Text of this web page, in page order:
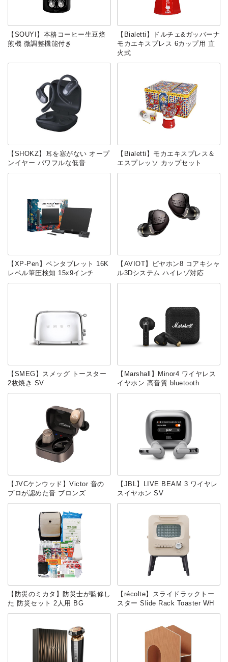
【SOUYI】本格コーヒー生豆焙
煎機 微調整機能付き
【Bialetti】ドルチェ&ガッバーナ
モカエキスプレス 6カップ用 直
火式
【SHOKZ】耳を塞がない オープ
ンイヤー パワフルな低音
【Bialetti】モカエキスプレス＆
エスプレッソ カップセット
【‎XP-Pen】ペンタブレット 16K
レベル筆圧検知 15x9インチ
【‎AVIOT】ピヤホン8 コアキシャ
ル3Dシステム ハイレゾ対応
‎【SMEG】スメッグ トースター
2枚焼き SV
【Marshall】Minor4 ワイヤレス
イヤホン 高音質 bluetooth
【JVCケンウッド】Victor 音の
プロが認めた音 ブロンズ
【JBL】LIVE BEAM 3 ワイヤレ
スイヤホン SV
【防災のミカタ】防災士が監修し
た 防災セット 2人用 BG
【récolte】スライドラックトー
スター Slide Rack Toaster WH